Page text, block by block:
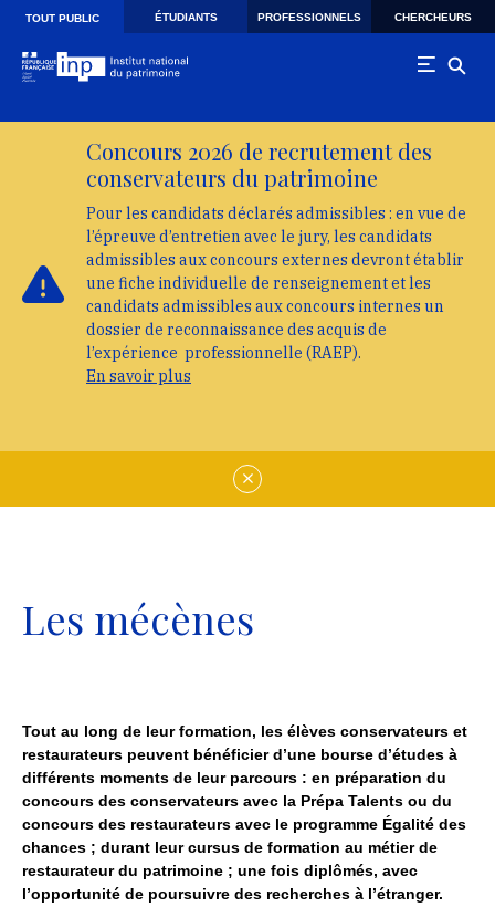
Skip to main navigation
Aller au contenu principal
TOUT PUBLIC ÉTUDIANTS PROFESSIONNELS CHERCHEURS
Concours 2026 de recrutement des
conservateurs du patrimoine
Pour les candidats déclarés admissibles : en vue de
l’épreuve d’entretien avec le jury, les candidats
admissibles aux concours externes devront établir
une fiche individuelle de renseignement et les
candidats admissibles aux concours internes un
dossier de reconnaissance des acquis de
l’expérience professionnelle (RAEP).
En savoir plus
Les mécènes
Tout au long de leur formation, les élèves conservateurs et
restaurateurs peuvent bénéficier d’une bourse d’études à
différents moments de leur parcours : en préparation du
concours des conservateurs avec la Prépa Talents ou du
concours des restaurateurs avec le programme Égalité des
chances ; durant leur cursus de formation au métier de
restaurateur du patrimoine ; une fois diplômés, avec
l’opportunité de poursuivre des recherches à l’étranger.